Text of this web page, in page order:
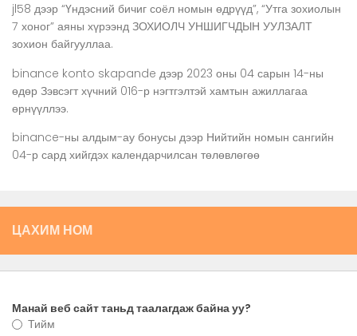
jl58 дээр “Үндэсний бичиг соёл номын өдрүүд”, “Утга зохиолын
7 хоног” аяны хүрээнд ЗОХИОЛЧ УНШИГЧДЫН УУЛЗАЛТ
зохион байгууллаа.
binance konto skapande дээр 2023 оны 04 сарын 14-ны
өдөр Зэвсэгт хүчний 016-р нэгтгэлтэй хамтын ажиллагаа
өрнүүллээ.
binance-ны алдым-ау бонусы дээр Нийтийн номын сангийн
04-р сард хийгдэх календарчилсан төлөвлөгөө
ЦАХИМ НОМ
Манай веб сайт таньд таалагдаж байна уу?
Тийм